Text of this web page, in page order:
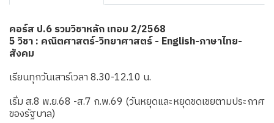
คอร์ส ป.6 รวมวิชาหลัก เทอม 2/2568
5 วิชา : คณิตศาสตร์-วิทยาศาสตร์ - English-ภาษาไทย-
สังคม
เรียนทุกวันเสาร์เวลา 8.30-12.10 น.
เริ่ม ส.8 พ.ย.68 -ส.7 ก.พ.69 (วันหยุดและหยุดชดเชยตามประกาศ
ของรัฐบาล)